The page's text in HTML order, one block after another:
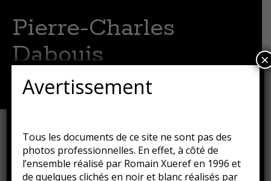
Pierre-Charles
Dabouis
Menu
principal
Métro
Publié le16 août 2018 parGuillaume
Avertissement
Tous les documents de ce site ne sont pas des
photos professionnelles. En effet, à côté de
l’ensemble réalisé par Romain Xueref en 1996 et
de quelques clichés en noir et blanc réalisés par
×